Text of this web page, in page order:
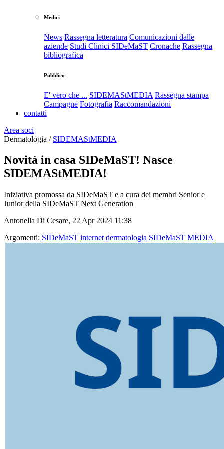
Medici
News Rassegna letteratura Comunicazioni dalle
aziende Studi Clinici SIDeMaST Cronache Rassegna
bibliografica
Pubblico
E' vero che ... SIDEMAStMEDIA Rassegna stampa
Campagne Fotografia Raccomandazioni
contatti
Area soci
Dermatologia / SIDEMAStMEDIA
Novità in casa SIDeMaST! Nasce
SIDEMAStMEDIA!
Iniziativa promossa da SIDeMaST e a cura dei membri Senior e
Junior della SIDeMaST Next Generation
Antonella Di Cesare, 22 Apr 2024 11:38
Argomenti: SIDeMaST internet dermatologia SIDeMaST MEDIA